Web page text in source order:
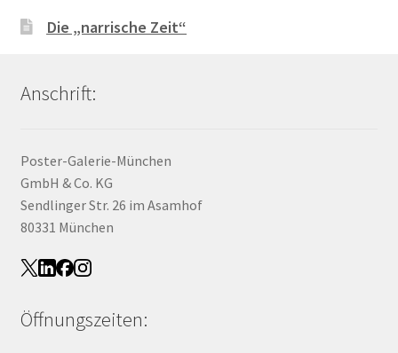
Die „narrische Zeit“
Anschrift:
Poster-Galerie-München
GmbH & Co. KG
Sendlinger Str. 26 im Asamhof
80331 München
Öffnungszeiten: